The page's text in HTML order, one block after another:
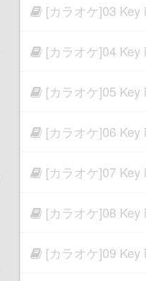
[カラオケ]03 Key
[カラオケ]04 Key
[カラオケ]05 Key
[カラオケ]06 Key
[カラオケ]07 Key
[カラオケ]08 Key
[カラオケ]09 Key